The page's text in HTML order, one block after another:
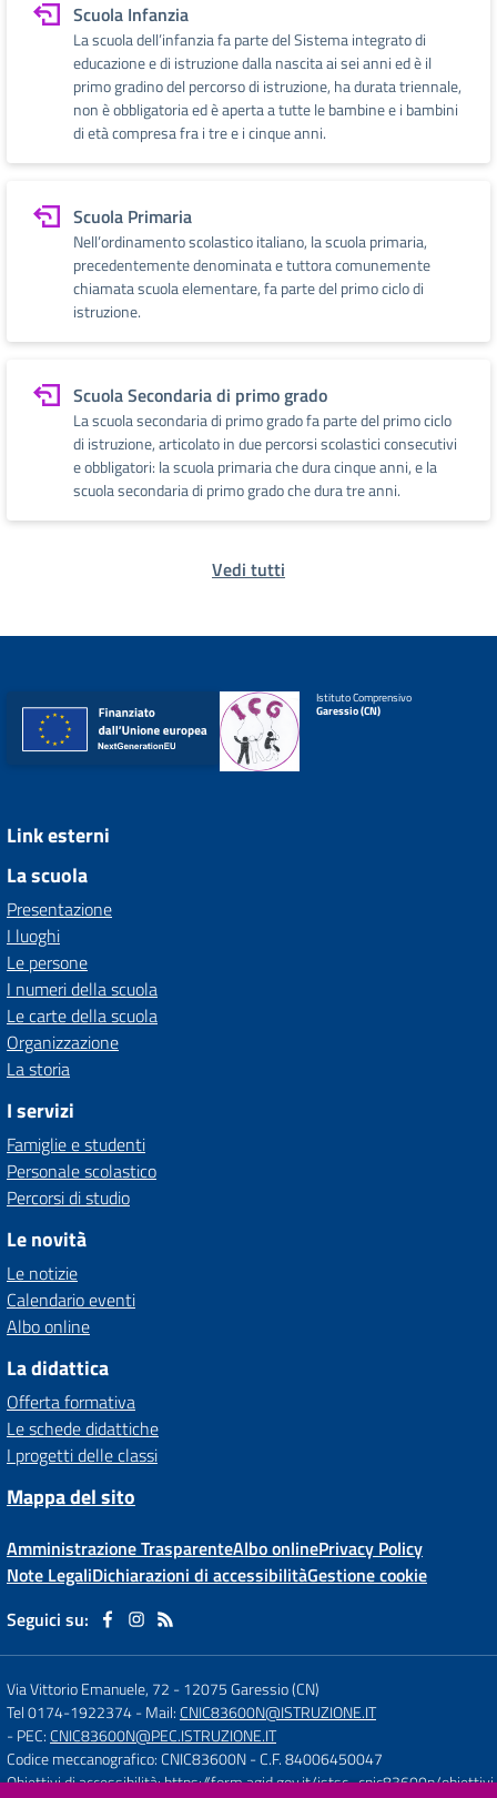
Scuola Infanzia
La scuola dell’infanzia fa parte del Sistema integrato di
educazione e di istruzione dalla nascita ai sei anni ed è il
primo gradino del percorso di istruzione, ha durata triennale,
non è obbligatoria ed è aperta a tutte le bambine e i bambini
di età compresa fra i tre e i cinque anni.
Scuola Primaria
Nell’ordinamento scolastico italiano, la scuola primaria,
precedentemente denominata e tuttora comunemente
chiamata scuola elementare, fa parte del primo ciclo di
istruzione.
Scuola Secondaria di primo grado
La scuola secondaria di primo grado fa parte del primo ciclo
di istruzione, articolato in due percorsi scolastici consecutivi
e obbligatori: la scuola primaria che dura cinque anni, e la
scuola secondaria di primo grado che dura tre anni.
Vedi tutti
Istituto Comprensivo
Garessio (CN)
Link esterni
La scuola
Presentazione
I luoghi
Le persone
I numeri della scuola
Le carte della scuola
Organizzazione
La storia
I servizi
Famiglie e studenti
Personale scolastico
Percorsi di studio
Le novità
Le notizie
Calendario eventi
Albo online
La didattica
Offerta formativa
Le schede didattiche
I progetti delle classi
Mappa del sito
Amministrazione TrasparenteAlbo onlinePrivacy Policy
Note LegaliDichiarazioni di accessibilitàGestione cookie
Seguici su:
Via Vittorio Emanuele, 72 -12075 Garessio (CN)
Tel 0174-1922374- Mail:CNIC83600N@ISTRUZIONE.IT
- PEC:CNIC83600N@PEC.ISTRUZIONE.IT
Codice meccanografico: CNIC83600N- C.F. 84006450047
Obiettivi di accessibilità:https://form.agid.gov.it/istsc_cnic83600n/obiettivi